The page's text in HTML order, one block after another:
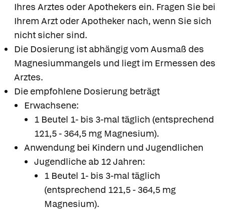
Ihres Arztes oder Apothekers ein. Fragen Sie bei
Ihrem Arzt oder Apotheker nach, wenn Sie sich
nicht sicher sind.
Die Dosierung ist abhängig vom Ausmaß des
Magnesiummangels und liegt im Ermessen des
Arztes.
Die empfohlene Dosierung beträgt
Erwachsene:
1 Beutel 1- bis 3-mal täglich (entsprechend
121,5 - 364,5 mg Magnesium).
Anwendung bei Kindern und Jugendlichen
Jugendliche ab 12 Jahren:
1 Beutel 1- bis 3-mal täglich
(entsprechend 121,5 - 364,5 mg
Magnesium).